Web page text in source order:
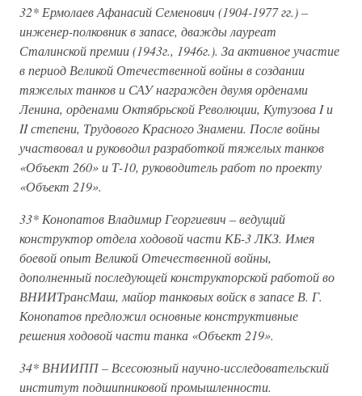
32* Ермолаев Афанасий Семенович (1904-1977 гг.) –
инженер-полковник в запасе, дважды лауреат
Сталинской премии (1943г., 1946г.). За активное участие
в период Великой Отечественной войны в создании
тяжелых танков и САУ награжден двумя орденами
Ленина, орденами Октябрьской Революции, Кутузова I и
II степени, Трудового Красного Знамени. После войны
участвовал и руководил разработкой тяжелых танков
«Объект 260» и Т-10, руководитель работ по проекту
«Объект 219».
33* Конопатов Владимир Георгиевич – ведущий
конструктор отдела ходовой части КБ-3 ЛКЗ. Имея
боевой опыт Великой Отечественной войны,
дополненный последующей конструкторской работой во
ВНИИТрансМаш, майор танковых войск в запасе В. Г.
Конопатов предложил основные конструктивные
решения ходовой части танка «Объект 219».
34* ВНИИПП – Всесоюзный научно-исследовательский
институт подшипниковой промышленности.